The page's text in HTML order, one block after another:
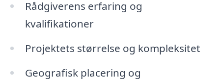
Rådgiverens erfaring og
kvalifikationer
Projektets størrelse og kompleksitet
Geografisk placering og